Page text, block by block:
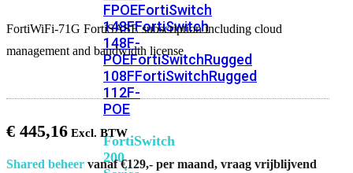
FPOEFortiSwitch
148FFortiSwitch
148F-
POEFortiSwitchRugged
108FFortiSwitchRugged
112F-
POE
FortiSwitch
200
FortiWiFi-71G FortiSASE subscription including cloud
management and bandwidth license
€ 445,16
Shared beheer vanaf €129,- per maand, vraag vrijblijvend